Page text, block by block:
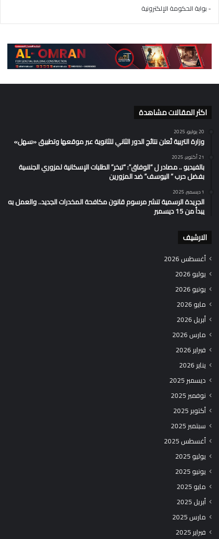
- بوابة الحكومة الإلكترونية
اكثر المقالات مشاهدة
20 يوليو، 2025
وزارة التربية تُعلن نتائج الدور الثاني للثانوية عبر موقعها وتطبيق «سهل»
21 أكتوبر، 2025
بالفيديو .. مصادر ل “الوفاق”: “تبخر” الطلبات الإسكانية لمزوري الجنسية
بفضل حرب ” اليوسف” ضد المزورين
1 ديسمبر، 2025
الجريدة الرسمية تنشر مرسوم قانون مكافحة المخدرات الجديد.. والعمل به
يبدأ من 15 ديسمبر
الارشيف
أغسطس 2026
يوليو 2026
يونيو 2026
مايو 2026
أبريل 2026
مارس 2026
فبراير 2026
يناير 2026
ديسمبر 2025
نوفمبر 2025
أكتوبر 2025
سبتمبر 2025
أغسطس 2025
يوليو 2025
يونيو 2025
مايو 2025
أبريل 2025
مارس 2025
فبراير 2025